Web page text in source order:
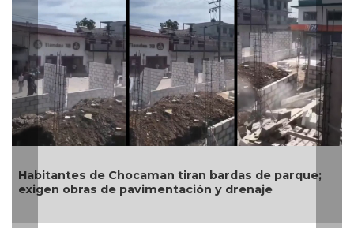
de Chocaman tiran bardas de parque;
obras de pavimentación y drenaje
exige a